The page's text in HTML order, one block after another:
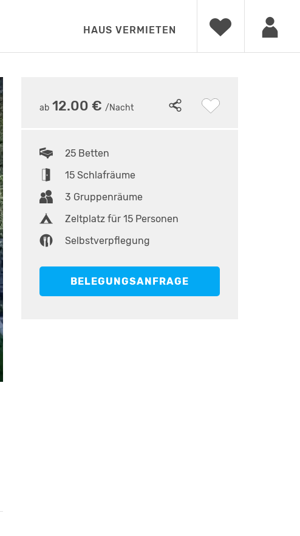
HAUS VERMIETEN
ab 12.00 €/Nacht
25 Betten
15 Schlafräume
3 Gruppenräume
Zeltplatz für 15 Personen
Selbstverpflegung
BELEGUNGSANFRAGE